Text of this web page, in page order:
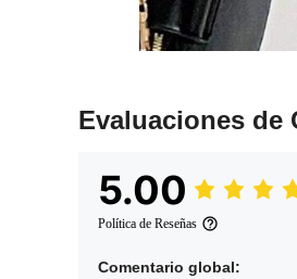
Evaluaciones de
5.00
Política de Reseñas
Comentario global: